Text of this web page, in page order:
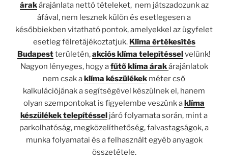
árakárajánlata nettó tételeket, nem játszadozunk az
áfával, nem lesznek külön és esetlegesen a
későbbiekben vitatható pontok, amelyekkel az ügyfelet
esetleg félretájékoztatjuk. Klíma értékesítés
Budapestterületén,akciós klíma telepítéssel velünk!
Nagyon lényeges, hogy afűtő klíma árakárajánlatok
nem csak a klíma készülékek méter cső
kalkulációjának a segítségével készülnek el, hanem
olyan szempontokat is figyelembe veszünk a klíma
készülékek telepítéssel járó folyamata során, mint a
parkolhatóság, megközelíthetőség, falvastagságok, a
munka folyamatai és a felhasznált egyéb anyagok
összetétele.